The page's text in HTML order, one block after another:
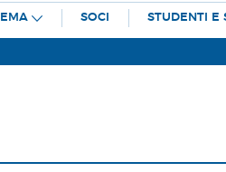
SOCI STUDENTI E